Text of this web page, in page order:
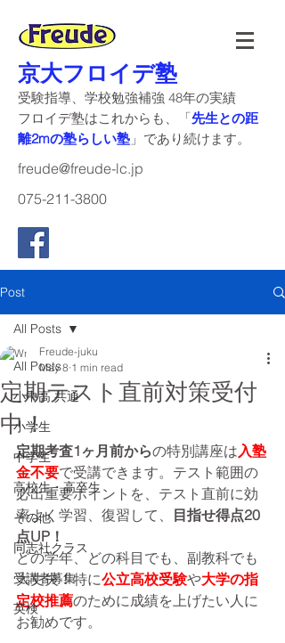
京大フロイデ塾
受験指導、学校勉強補強 48年の実績
​フロイデ塾はこれからも、「先生との距
離2mの塾らしい塾 」であり続けます。
freude@freude-lc.jp
075-211-3800
Post
All Posts
小中高 共通
小学生
中学生
高校生・高卒生
その他
同志社クラス
受講者募集
英検
All Posts
定期テスト直前対策受付
中！
Freude-juku
May 8 1 min read
定期考査1ヶ月前からの特別講座は入塾
金不要で受講できます。テスト範囲の
必出重要ポイントを、テスト直前に効
率よく学習、復習して、 目指せ得点20
点UP！
どの学年、どの科目でも、副教科でも
大丈夫！特に公立高校受験や大学の指
定校推薦のために成績を上げたい人に
お勧めです。